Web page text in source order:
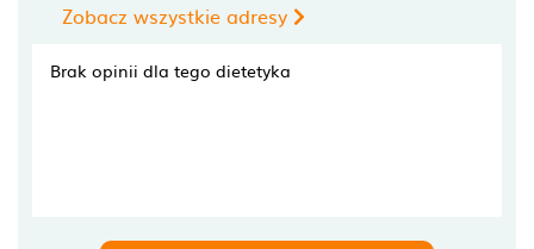
Zobacz wszystkie adresy
Brak opinii dla tego dietetyka